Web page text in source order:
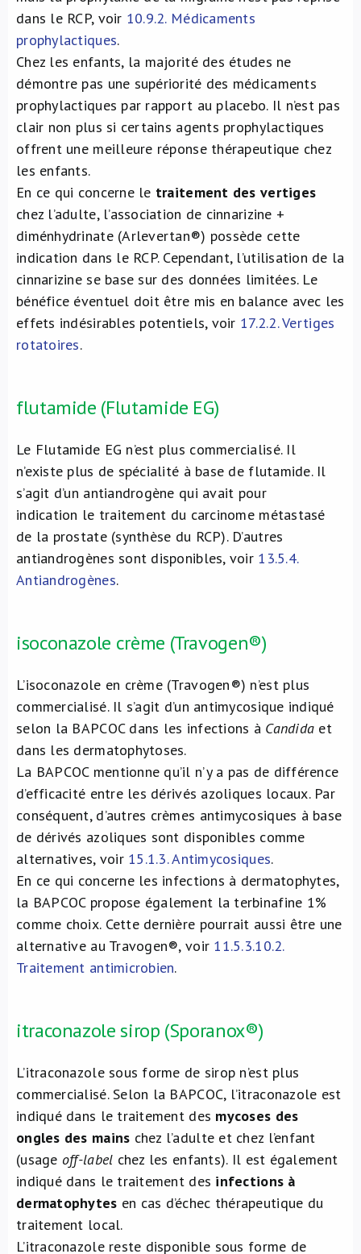
dans le RCP, voir 10.9.2. Médicaments
prophylactiques.
Chez les enfants, la majorité des études ne
démontre pas une supériorité des médicaments
prophylactiques par rapport au placebo. Il n’est pas
clair non plus si certains agents prophylactiques
offrent une meilleure réponse thérapeutique chez
les enfants.
En ce qui concerne le traitement des vertiges
chez l’adulte, l’association de cinnarizine +
diménhydrinate (Arlevertan®) possède cette
indication dans le RCP. Cependant, l’utilisation de la
cinnarizine se base sur des données limitées. Le
bénéfice éventuel doit être mis en balance avec les
effets indésirables potentiels, voir 17.2.2. Vertiges
rotatoires.
flutamide (Flutamide EG)
Le Flutamide EG n’est plus commercialisé. Il
n’existe plus de spécialité à base de flutamide. Il
s’agit d’un antiandrogène qui avait pour
indication le traitement du carcinome métastasé
de la prostate (synthèse du RCP). D’autres
antiandrogènes sont disponibles, voir 13.5.4.
Antiandrogènes.
isoconazole crème (Travogen®)
L’isoconazole en crème (Travogen®) n’est plus
commercialisé. Il s’agit d’un antimycosique indiqué
selon la BAPCOC dans les infections à Candida et
dans les dermatophytoses.
La BAPCOC mentionne qu’il n’y a pas de différence
d’efficacité entre les dérivés azoliques locaux. Par
conséquent, d’autres crèmes antimycosiques à base
de dérivés azoliques sont disponibles comme
alternatives, voir 15.1.3. Antimycosiques.
En ce qui concerne les infections à dermatophytes,
la BAPCOC propose également la terbinafine 1%
comme choix. Cette dernière pourrait aussi être une
alternative au Travogen®, voir 11.5.3.10.2.
Traitement antimicrobien.
itraconazole sirop (Sporanox®)
L’itraconazole sous forme de sirop n’est plus
commercialisé. Selon la BAPCOC, l’itraconazole est
indiqué dans le traitement des mycoses des
ongles des mains chez l’adulte et chez l’enfant
(usage off-label chez les enfants). Il est également
indiqué dans le traitement des infections à
dermatophytes en cas d’échec thérapeutique du
traitement local.
L’itraconazole reste disponible sous forme de